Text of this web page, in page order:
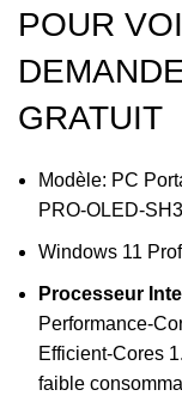
POUR
GRATUIT
Modèle: PC
PRO-OLED-
Windows 11
Processeur
Performance-
Efficient-Cores
faible